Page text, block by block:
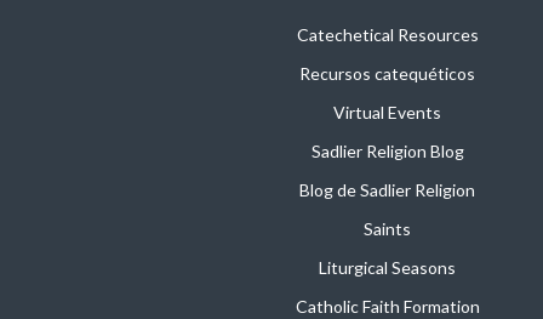
Catechetical Resources
Recursos catequéticos
Virtual Events
Sadlier Religion Blog
Blog de Sadlier Religion
Saints
Liturgical Seasons
Catholic Faith Formation